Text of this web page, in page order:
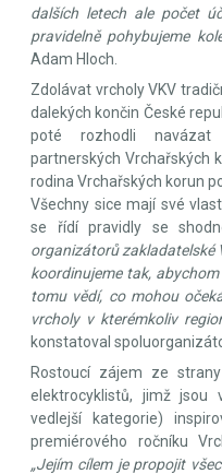
dalších letech ale počet
pravidelně pohybujeme
Adam Hloch.
Zdolávat vrcholy VKV
dalekých končin České
poté rozhodli
partnerských Vrchařských
rodina Vrchařských korun
Všechny sice mají své
se řídí pravidly se
organizátorů zakladatelské
koordinujeme tak,
tomu vědí, co mohou
vrcholy v kterémkoliv
konstatoval
Rostoucí zájem ze
elektrocyklistů, jimž jsou
vedlejší kategorie)
premiérového ročníku
„Jejím cílem je propojit